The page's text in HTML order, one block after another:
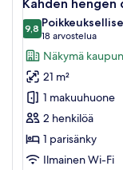
kaikki
huonetyypin
Kahden
hengen
deluxe-
huone,
kuvat
Kahden hengen
9,89,8 kautta 10
18 arvostelua
(18
arvostelua)
Näkymä
21 m²
1 makuuhuone
2 henkilöä
1 parisänky
Ilmainen Wi-Fi